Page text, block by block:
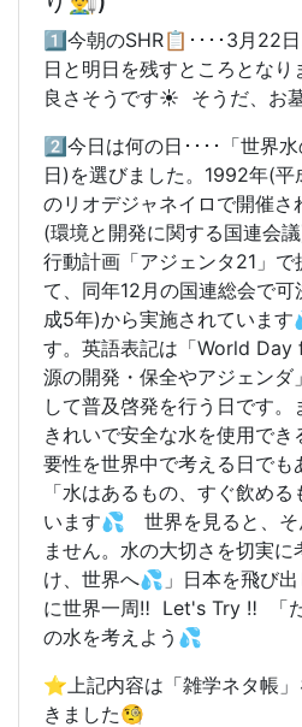
1️⃣今朝のSHR📋････3月22
日と明日を残すところとな
良さそうです☀️ そうだ、お
2️⃣今日は何の日････「世界
日)を選びました。1992年(
のリオデジャネイロで開催さ
(環境と開発に関する国連会
行動計画「アジェンタ21」
て、同年12月の国連総会で
成5年)から実施されていま
す。英語表記は「World
源の開発・保全やアジェンダ
して普及啓発を行う日です。
きれいで安全な水を使用で
要性を世界中で考える日で
「水はあるもの、すぐ飲め
います💦 世界を見ると、そ
ません。水の大切さを切実
け、世界へ💦」日本を飛び
に世界一周‼️ Let's Try ‼️ 「
の水を考えよう💦
⭐️上記内容は「雑学ネタ帳
きました🧐